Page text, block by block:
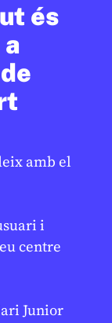
és
amb el
i
centre
Junior